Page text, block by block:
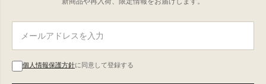
個人情報保護方針に同意して登録する